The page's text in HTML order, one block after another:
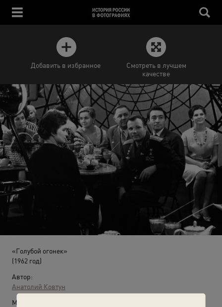
Добавить в избранное
Смотреть в лучшем
качестве
«Голубой огонек»
(1962 год)
Автор:
Анатолий Ковтун
Место съемки: